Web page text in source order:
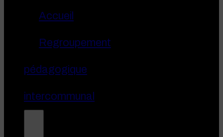
Accueil
Regroupement
pédagogique
intercommunal